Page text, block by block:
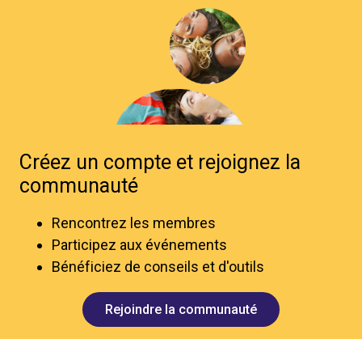
Créez un compte et rejoignez la
communauté
Rencontrez les membres
Participez aux événements
Bénéficiez de conseils et d'outils
Rejoindre la communauté